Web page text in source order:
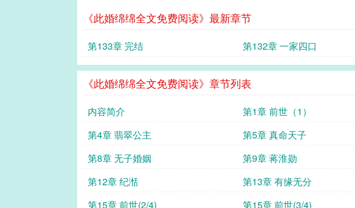
《此婚绵绵全文免费阅读》最新章节
第133章 完结 第132章 一家四口
《此婚绵绵全文免费阅读》章节列表
内容简介 第1章 前世（1）
第4章 翡翠公主
第5章 真命天子
第8章 无子婚姻
第9章 蒋淮勋
第12章 纪湉
第13章 有缘无分
第15章 前世(2/4)
第15章 前世(3/4)